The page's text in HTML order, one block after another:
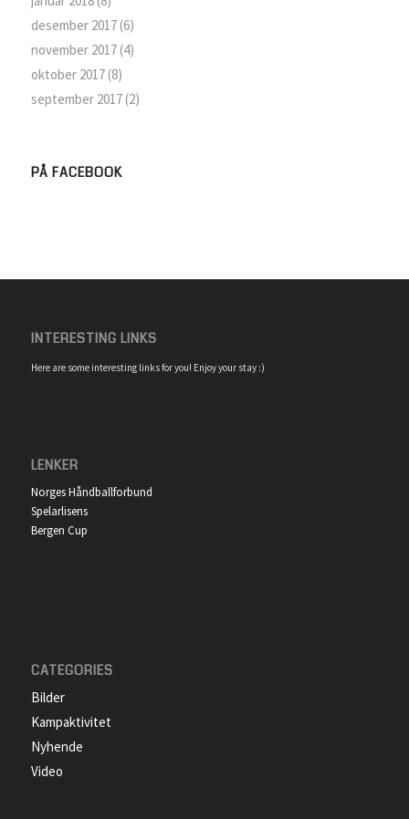
desember 2017(6)
november 2017(4)
oktober 2017(8)
september 2017(2)
PÅ FACEBOOK
INTERESTING LINKS
Here are some interesting links for you! Enjoy your stay :)
LENKER
Norges Håndballforbund
Spelarlisens
Bergen Cup
CATEGORIES
Bilder
Kampaktivitet
Nyhende
Video